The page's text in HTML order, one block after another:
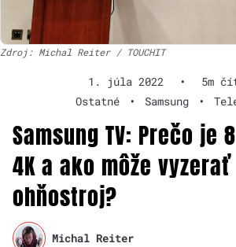
Zdroj: Michal Reiter / TOUCHIT
1. júla 2022 •
5m
Ostatné
• Samsung •
Samsung TV: Prečo je
4K a ako môže vyzerať
ohňostroj?
Michal Reiter